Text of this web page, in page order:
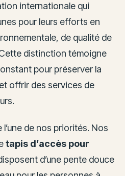
internationale qui
pour leurs efforts en
de qualité de
Cette distinction témoigne
pour préserver la
offrir des services de
de nos priorités. Nos
tapis d’accès pour
d’une pente douce